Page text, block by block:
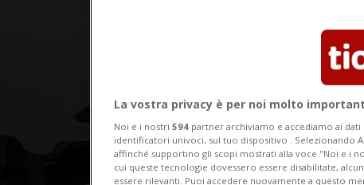
La vostra privacy è per noi molto
Noi e i nostri 594 partner archiviamo e accediamo ai
identificatori univoci, sul tuo dispositivo . Selezionando
affinché supportino gli scopi mostrati alla voce "Noi e i
cui queste tecnologie dovessero essere disabilitate,
essere rilevanti. Puoi accedere nuovamente a questo